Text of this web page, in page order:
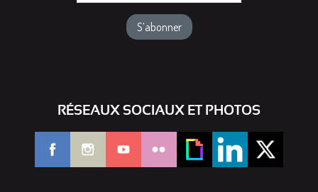
RÉSEAUX SOCIAUX ET PHOTOS